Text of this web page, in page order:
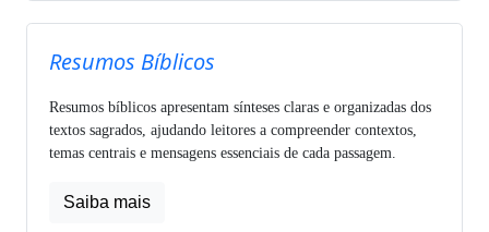
Resumos Bíblicos
Resumos bíblicos apresentam sínteses claras e organizadas dos
textos sagrados, ajudando leitores a compreender contextos,
temas centrais e mensagens essenciais de cada passagem.
Saiba mais